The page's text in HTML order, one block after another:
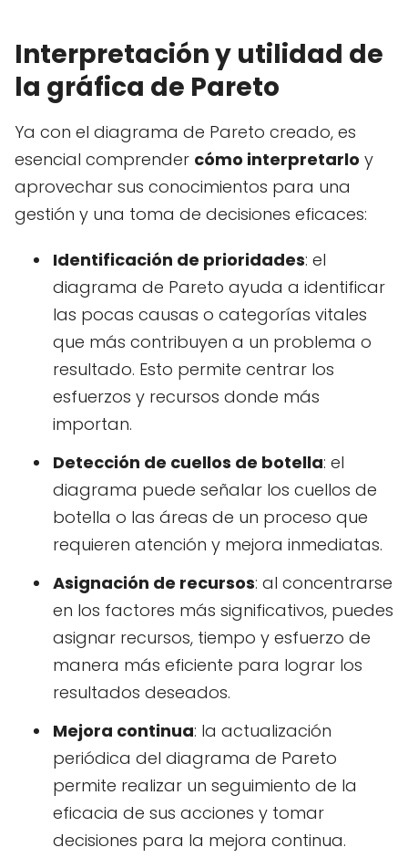
Interpretación y utilidad de
la gráfica de Pareto
Ya con el diagrama de Pareto creado, es
esencial comprender cómo interpretarlo y
aprovechar sus conocimientos para una
gestión y una toma de decisiones eficaces:
Identificación de prioridades: el
diagrama de Pareto ayuda a identificar
las pocas causas o categorías vitales
que más contribuyen a un problema o
resultado. Esto permite centrar los
esfuerzos y recursos donde más
importan.
Detección de cuellos de botella: el
diagrama puede señalar los cuellos de
botella o las áreas de un proceso que
requieren atención y mejora inmediatas.
Asignación de recursos: al concentrarse
en los factores más significativos, puedes
asignar recursos, tiempo y esfuerzo de
manera más eficiente para lograr los
resultados deseados.
Mejora continua: la actualización
periódica del diagrama de Pareto
permite realizar un seguimiento de la
eficacia de sus acciones y tomar
decisiones para la mejora continua.